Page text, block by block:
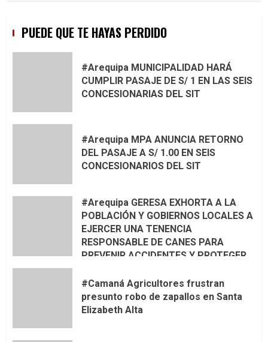
PUEDE QUE TE HAYAS PERDIDO
#Arequipa MUNICIPALIDAD HARÁ
CUMPLIR PASAJE DE S/ 1 EN LAS SEIS
CONCESIONARIAS DEL SIT
#Arequipa MPA ANUNCIA RETORNO
DEL PASAJE A S/ 1.00 EN SEIS
CONCESIONARIOS DEL SIT
#Arequipa GERESA EXHORTA A LA
POBLACIÓN Y GOBIERNOS LOCALES A
EJERCER UNA TENENCIA
RESPONSABLE DE CANES PARA
PREVENIR ACCIDENTES Y PROTEGER
#Camaná Agricultores frustran
presunto robo de zapallos en Santa
Elizabeth Alta